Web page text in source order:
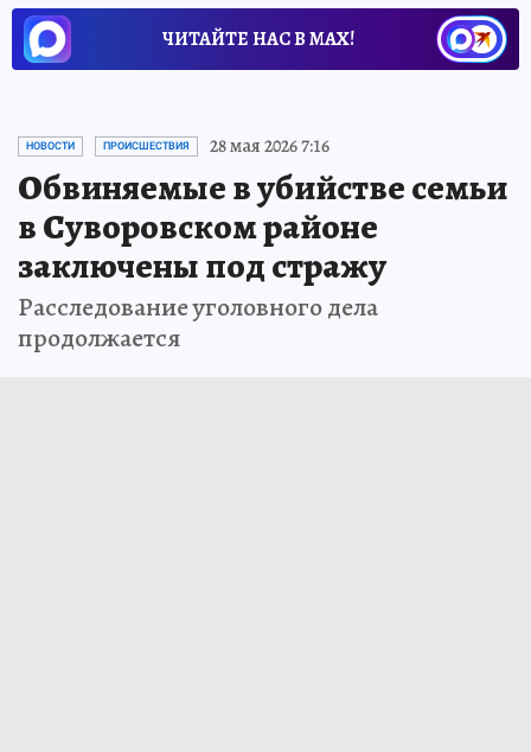
ЧИТАЙТЕ НАС В МАХ!
НОВОСТИ ПРОИСШЕСТВИЯ 28 мая 2026 7:16
Обвиняемые в убийстве семьи
в Суворовском районе
заключены под стражу
Расследование уголовного дела
продолжается